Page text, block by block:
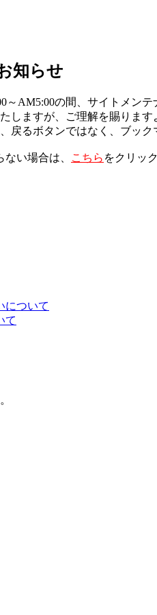
知らせ
～AM5:00の間、サイトメンテ
しますが、ご理解を賜ります
戻るボタンではなく、ブック
い場合は、 こちら をクリッ
について
て